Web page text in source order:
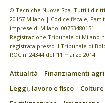
© Tecniche Nuove Spa. Tutti i
20157 Milano | Codice fiscale,
imprese di Milano: 00753480151
Registrazione Tribunale di Milano
registrata presso il Tribunale di
ROC n. 24344 dell’11 marzo 2014
Attualità Finanziamenti
Leggi, lavoro e fisco
Colture